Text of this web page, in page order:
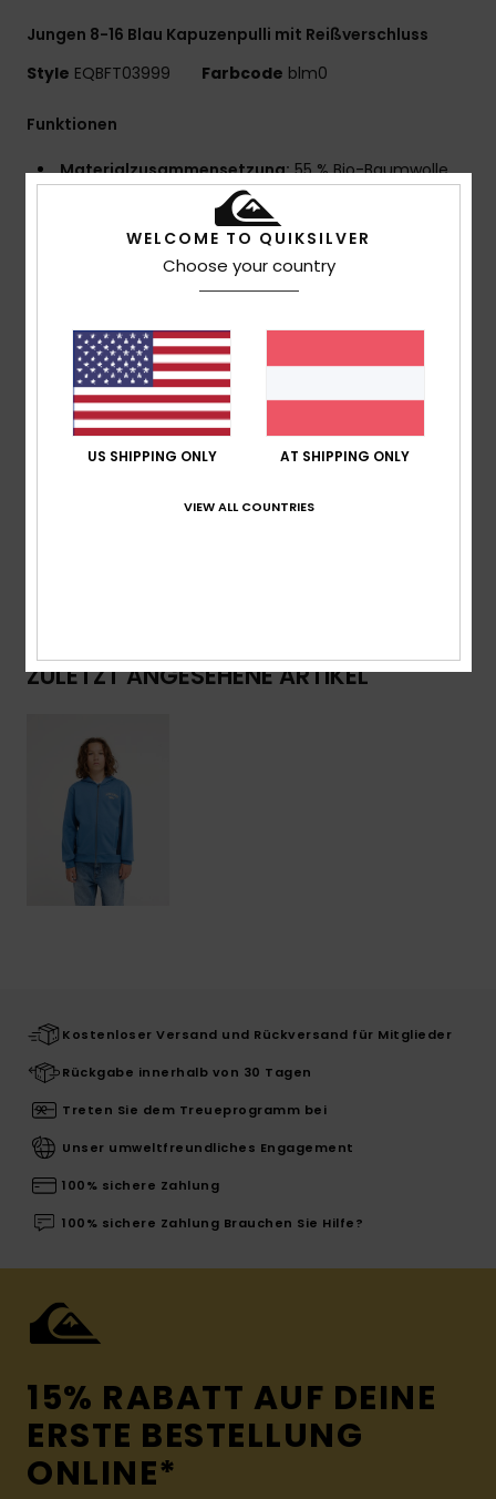
Jungen 8-16 Blau Kapuzenpulli mit Reißverschluss
Style EQBFT03999 Farbcode blm0
Funktionen
Materialzusammensetzung:55 % Bio-Baumwolle,
45 % recyceltes Polyester [280 g/m²]
Comfort Fit
1x1-Rippstrickbündchen und -saum
Taschen:Kängurutasche
Besonderheiten:Verzierungen Auf Brust Und Rücken
Logo:Recyceltes, Gewebtes Quiksilver-Label
45 % recycelter Polyester
ZULETZT ANGESEHENE ARTIKEL
Kostenloser Versand und Rückversand für Mitglieder
Rückgabe innerhalb von 30 Tagen
Treten Sie dem Treueprogramm bei
Unser umweltfreundliches Engagement
100% sichere Zahlung
100% sichere Zahlung Brauchen Sie Hilfe?
15% RABATT AUF DEINE
ERSTE BESTELLUNG
ONLINE*
WELCOME TO QUIKSILVER
Choose your country
US SHIPPING ONLY AT SHIPPING ONLY
VIEW ALL COUNTRIES